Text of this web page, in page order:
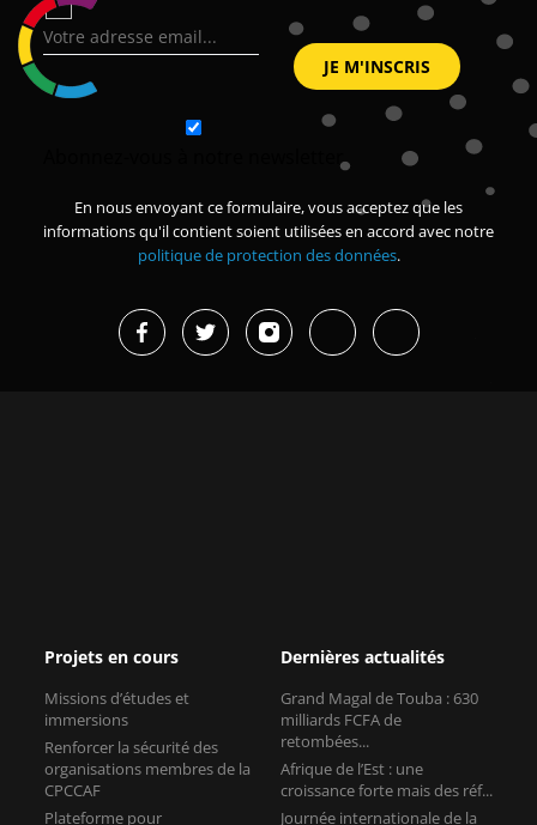
Abonnez-vous à notre newsletter
En nous envoyant ce formulaire, vous acceptez que les
informations qu'il contient soient utilisées en accord avec notre
politique de protection des données.
Projets en cours
Missions d’études et
immersions
Renforcer la sécurité des
organisations membres de la
CPCCAF
Plateforme pour
Dernières actualités
Grand Magal de Touba : 630
milliards FCFA de
retombées...
Afrique de l’Est : une
croissance forte mais des réf...
Journée internationale de la